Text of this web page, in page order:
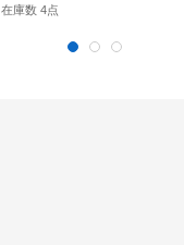
在庫数 4点